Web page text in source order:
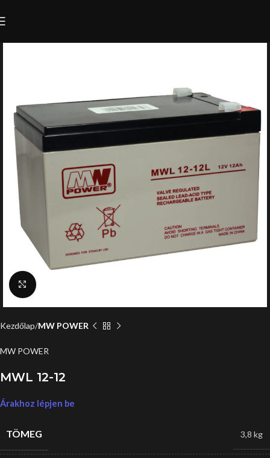
Click to enlarge
Kezdőlap MW POWER
MW POWER
MWL 12-12
Árakhoz lépjen be
TÖMEG 3,8 kg